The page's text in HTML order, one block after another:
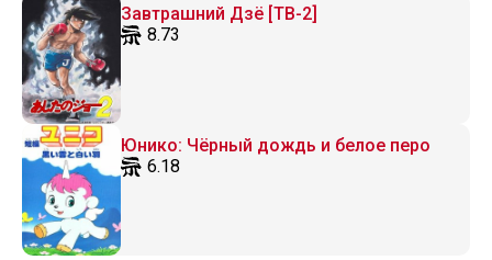
Завтрашний Дзё [ТВ-2]
8.73
Юнико: Чёрный дождь и белое перо
6.18